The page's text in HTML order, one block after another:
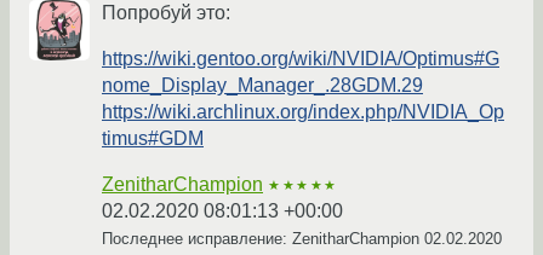
Попробуй это:
https://wiki.gentoo.org/wiki/NVIDIA/Optimus#G
nome_Display_Manager_.28GDM.29
https://wiki.archlinux.org/index.php/NVIDIA_Op
timus#GDM
ZenitharChampion ★★★★★
02.02.2020 08:01:13 +00:00
Последнее исправление: ZenitharChampion 02.02.2020